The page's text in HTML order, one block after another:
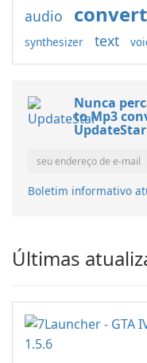
audio
synthesizer
text
Nunca
to Mp3
UpdateStar
Boletim informativo
Últimas